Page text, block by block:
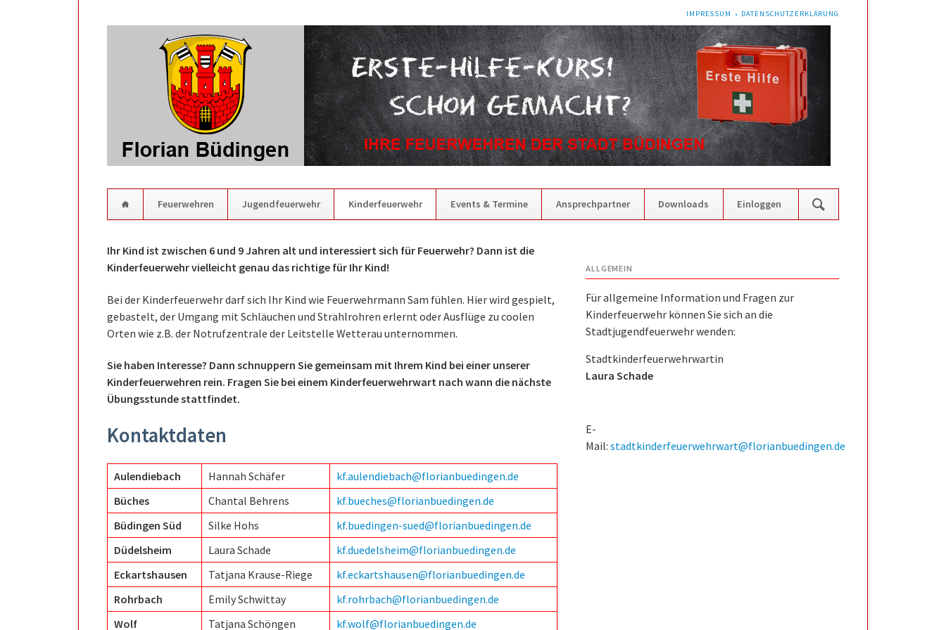
NAVIGATION
ÜBERSPRINGEN
IMPRESSUM DATENSCHUTZERKLÄRUNG
Navigation
überspringen
Feuerwehren Jugendfeuerwehr Kinderfeuerwehr Events & Termine Ansprechpartner Downloads Einloggen
überspringen
Ihr Kind ist zwischen 6 und 9 Jahren alt und interessiert sich für Feuerwehr? Dann ist die
Kinderfeuerwehr vielleicht genau das richtige für Ihr Kind!
Bei der Kinderfeuerwehr darf sich Ihr Kind wie Feuerwehrmann Sam fühlen. Hier wird gespielt,
gebastelt, der Umgang mit Schläuchen und Strahlrohren erlernt oder Ausflüge zu coolen
Orten wie z.B. der Notrufzentrale der Leitstelle Wetterau unternommen.
Sie haben Interesse? Dann schnuppern Sie gemeinsam mit Ihrem Kind bei einer unserer
Kinderfeuerwehren rein. Fragen Sie bei einem Kinderfeuerwehrwart nach wann die nächste
Übungsstunde stattfindet.
Kontaktdaten
Aulendiebach Hannah Schäfer
kf.aulendiebach@florianbuedingen.de
Büches
Chantal Behrens
kf.bueches@florianbuedingen.de
Büdingen Süd
Silke Hohs
kf.buedingen-sued@florianbuedingen.de
Düdelsheim
Laura Schade
kf.duedelsheim@florianbuedingen.de
Eckartshausen
Tatjana Krause-Riege
kf.eckartshausen@florianbuedingen.de
Rohrbach
Emily Schwittay
kf.rohrbach@florianbuedingen.de
Wolf
Tatjana Schöngen kf.wolf@florianbuedingen.de
ALLGEMEIN
Für allgemeine Information und Fragen zur
Kinderfeuerwehr können Sie sich an die
Stadtjugendfeuerwehr wenden:
Stadtkinderfeuerwehrwartin
Laura Schade
E-
Mail: stadtkinderfeuerwehrwart@florianbuedingen.de